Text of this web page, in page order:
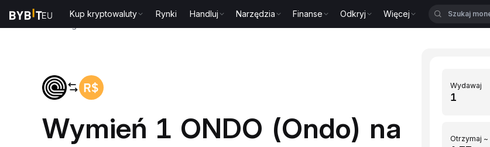
Kup kryptowaluty Rynki Handluj Narzędzia Finanse Odkryj Więcej
Wymień 1 ONDO (Ondo) na
Wydawaj
Otrzymaj ~